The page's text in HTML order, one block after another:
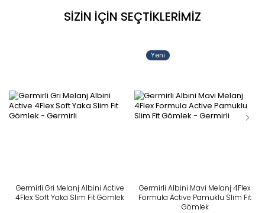
SİZİN İÇİN SEÇTİKLERİMİZ
Germirli Gri Melanj Albini Active
4Flex Soft Yaka Slim Fit Gömlek
Yeni
Germirli Albini Mavi Melanj 4Flex
Formula Active Pamuklu Slim Fit
Gömlek